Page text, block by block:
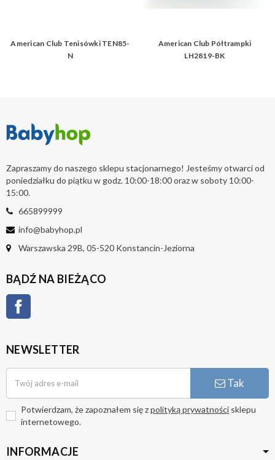
American Club Tenisówki TEN85-
N
American Club Półtrampki
LH2819-BK
Zapraszamy do naszego sklepu stacjonarnego! Jesteśmy otwarci od
poniedziałku do piątku w godz. 10:00-18:00 oraz w soboty 10:00-
15:00.
665899999
info@babyhop.pl
Warszawska 29B, 05-520 Konstancin-Jeziorna
BĄDŹ NA BIEŻĄCO
NEWSLETTER
Tak
Potwierdzam, że zapoznałem się zpolityką prywatności sklepu
internetowego.
INFORMACJE